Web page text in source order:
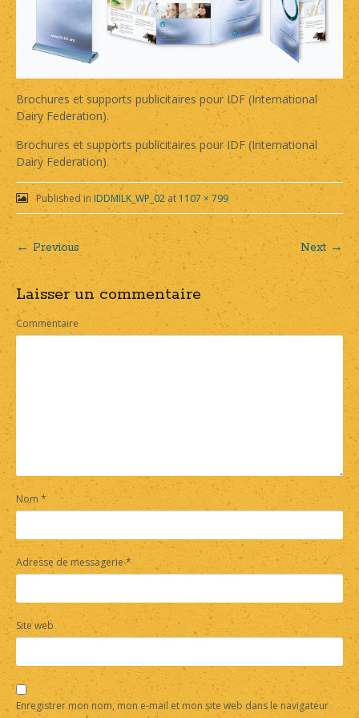
Brochures et supports publicitaires pour IDF (International
Dairy Federation).
Brochures et supports publicitaires pour IDF (International
Dairy Federation).
Published in IDDMILK_WP_02at 1107 × 799
Post
navigation
← Previous Next →
Laisser un commentaire
Commentaire
Nom *
Adresse de messagerie*
Site web
Enregistrer mon nom, mon e-mail et mon site web dans le navigateur